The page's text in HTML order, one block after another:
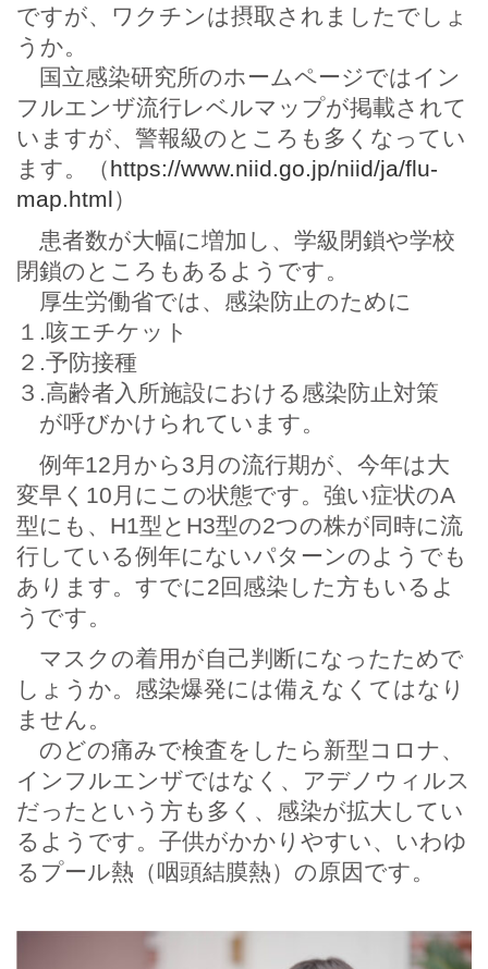
ですが、ワクチンは摂取されましたでしょ
うか。
国立感染研究所のホームページではイン
フルエンザ流行レベルマップが掲載されて
いますが、警報級のところも多くなってい
ます。（https://www.niid.go.jp/niid/ja/flu-
map.html）
患者数が大幅に増加し、学級閉鎖や学校
閉鎖のところもあるようです。
厚生労働省では、感染防止のために
１.咳エチケット
２.予防接種
３.高齢者入所施設における感染防止対策
が呼びかけられています。
例年12月から3月の流行期が、今年は大
変早く10月にこの状態です。強い症状のA
型にも、H1型とH3型の2つの株が同時に流
行している例年にないパターンのようでも
あります。すでに2回感染した方もいるよ
うです。
マスクの着用が自己判断になったためで
しょうか。感染爆発には備えなくてはなり
ません。
のどの痛みで検査をしたら新型コロナ、
インフルエンザではなく、アデノウィルス
だったという方も多く、感染が拡大してい
るようです。子供がかかりやすい、いわゆ
るプール熱（咽頭結膜熱）の原因です。